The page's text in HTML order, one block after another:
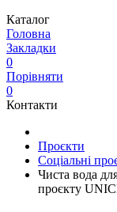
Каталог
Головна
Закладки
0
Порівняти
0
Контакти
Проєкти
Соціальні
Чиста вода
проєкту